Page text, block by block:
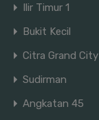
Ilir Timur 1
Bukit Kecil
Citra Grand City
Sudirman
Angkatan 45